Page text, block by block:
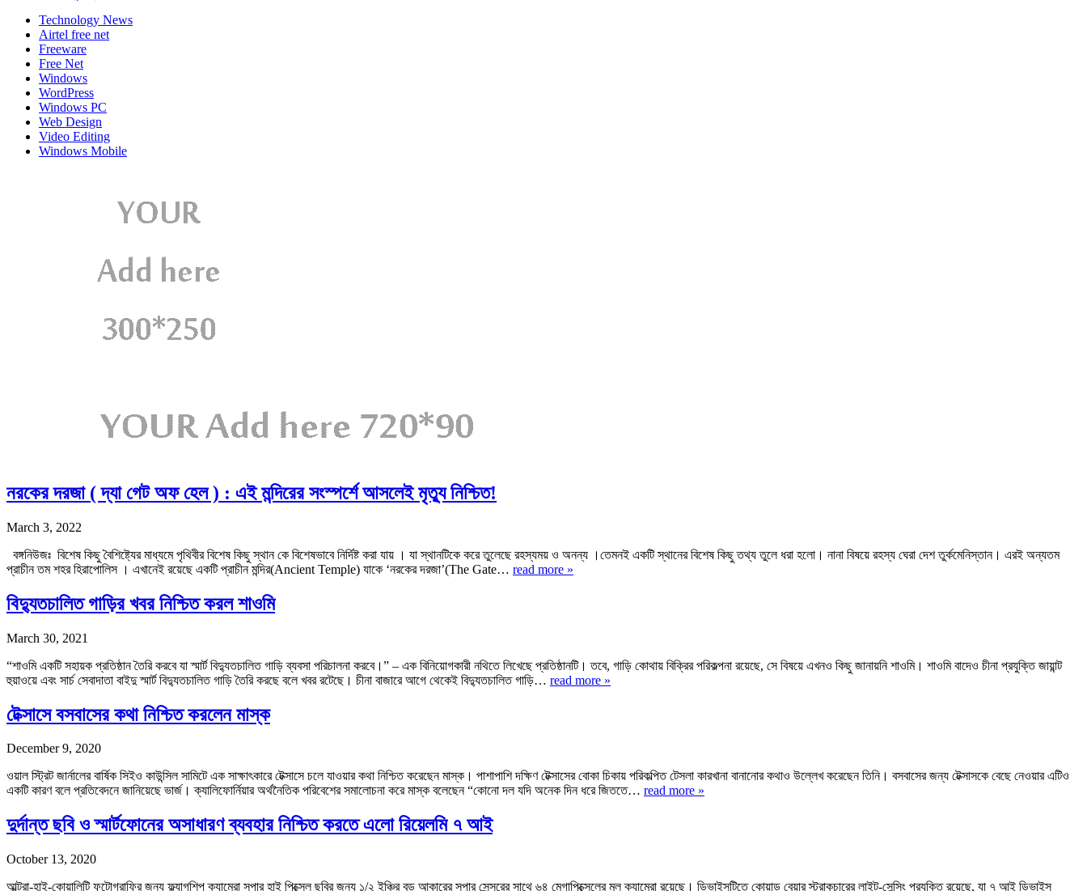
Technology News
Airtel free net
Freeware
Free Net
Windows
WordPress
Windows PC
Web Design
Video Editing
Windows Mobile
নরকের দরজা ( দ্যা গেট অফ হেল ) : এই মন্দিরের সংস্পর্শে আসলেই মৃত্যু নিশ্চিত!
March 3, 2022
বঙ্গনিউজঃ বিশেষ কিছু বৈশিষ্ট্যের মাধ্যমে পৃথিবীর বিশেষ কিছু স্থান কে বিশেষভাবে নির্দিষ্ট করা যায় । যা স্থানটিকে করে তুলেছে রহস্যময় ও অনন্য ।তেমনই একটি স্থানের বিশেষ কিছু তথ্য তুলে ধরা হলো। নানা বিষয়ে রহস্য ঘেরা দেশ তুর্কমেনিস্তান। এরই অন্যতম
প্রাচীন তম শহর হিরাপোলিস । এখানেই রয়েছে একটি প্রাচীন মন্দির(Ancient Temple) যাকে ‘নরকের দরজা’(The Gate… read more »
বিদ্যুতচালিত গাড়ির খবর নিশ্চিত করল শাওমি
March 30, 2021
“শাওমি একটি সহায়ক প্রতিষ্ঠান তৈরি করবে যা স্মার্ট বিদ্যুতচালিত গাড়ি ব্যবসা পরিচালনা করবে।” – এক বিনিয়োগকারী নথিতে লিখেছে প্রতিষ্ঠানটি। তবে, গাড়ি কোথায় বিক্রির পরিকল্পনা রয়েছে, সে বিষয়ে এখনও কিছু জানায়নি শাওমি। শাওমি বাদেও চীনা প্রযুক্তি জায়ান্ট
হুয়াওয়ে এবং সার্চ সেবাদাতা বাইদু স্মার্ট বিদ্যুতচালিত গাড়ি তৈরি করছে বলে খবর রটেছে। চীনা বাজারে আগে থেকেই বিদ্যুতচালিত গাড়ি… read more »
টেক্সাসে বসবাসের কথা নিশ্চিত করলেন মাস্ক
December 9, 2020
ওয়াল স্ট্রিট জার্নালের বার্ষিক সিইও কাউন্সিল সামিটে এক সাক্ষাৎকারে টেক্সাসে চলে যাওয়ার কথা নিশ্চিত করেছেন মাস্ক। পাশাপাশি দক্ষিণ টেক্সাসের বোকা চিকায় পরিকল্পিত টেসলা কারখানা বানানোর কথাও উল্লেখ করেছেন তিনি। বসবাসের জন্য টেক্সাসকে বেছে নেওয়ার এটিও
একটি কারণ বলে প্রতিবেদনে জানিয়েছে ভার্জ। ক্যালিফোর্নিয়ার অর্থনৈতিক পরিবেশের সমালোচনা করে মাস্ক বলেছেন “কোনো দল যদি অনেক দিন ধরে জিততে… read more »
দুর্দান্ত ছবি ও স্মার্টফোনের অসাধারণ ব্যবহার নিশ্চিত করতে এলো রিয়েলমি ৭ আই
October 13, 2020
আল্ট্রা-হাই-কোয়ালিটি ফটোগ্রাফির জন্য ফ্ল্যাগশিপ ক্যামেরা সুপার হাই পিক্সেল ছবির জন্য ১/২ ইঞ্চির বড় আকারের সুপার সেন্সরের সাথে ৬৪ মেগাপিক্সেলের মূল ক্যামেরা রয়েছে। ডিভাইসটিতে কোয়াড বেয়ার স্ট্রাকচারের লাইট-সেন্সিং প্রযুক্তি রয়েছে, যা ৭ আই ডিভাইস